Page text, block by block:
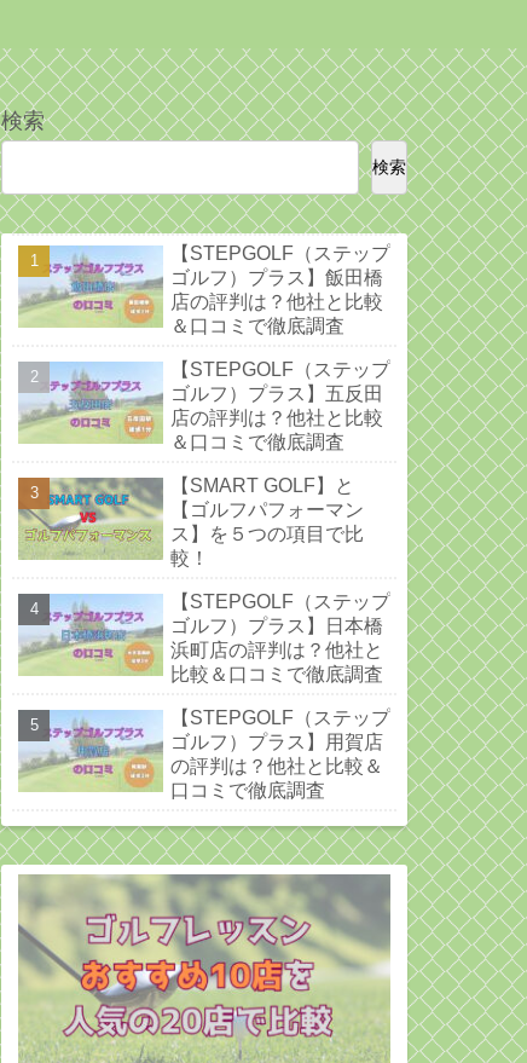
検索
検索
【STEPGOLF（ステップ
ゴルフ）プラス】飯田橋
店の評判は？他社と比較
＆口コミで徹底調査
【STEPGOLF（ステップ
ゴルフ）プラス】五反田
店の評判は？他社と比較
＆口コミで徹底調査
【SMART GOLF】と
【ゴルフパフォーマン
ス】を５つの項目で比
較！
【STEPGOLF（ステップ
ゴルフ）プラス】日本橋
浜町店の評判は？他社と
比較＆口コミで徹底調査
【STEPGOLF（ステップ
ゴルフ）プラス】用賀店
の評判は？他社と比較＆
口コミで徹底調査